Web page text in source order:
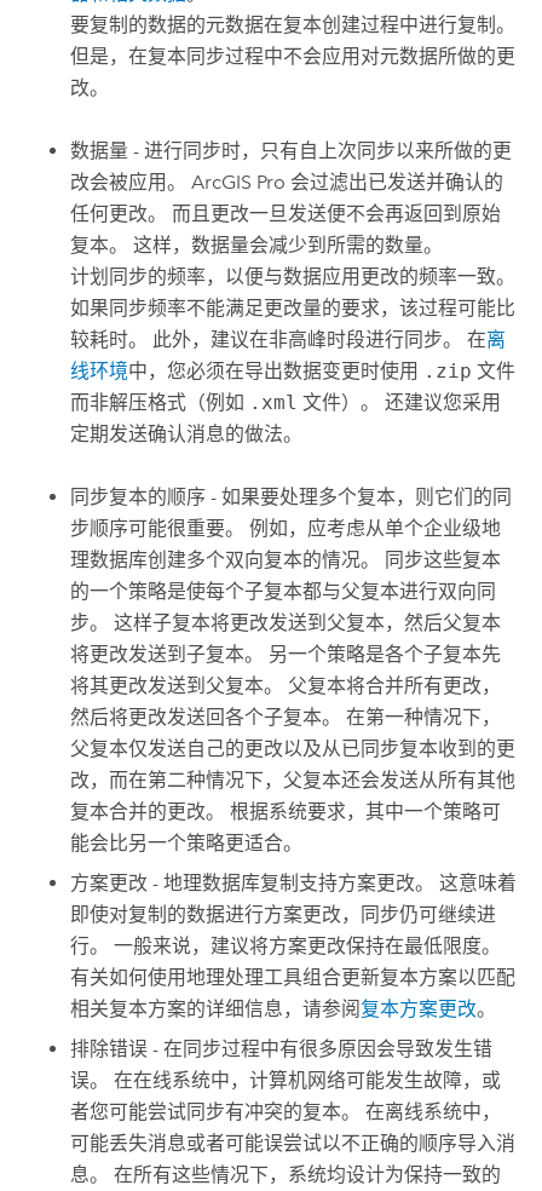
要复制的数据的元数据在复本创建过程中进行复制。
但是，在复本同步过程中不会应用对元数据所做的更
改。
数据量 - 进行同步时，只有自上次同步以来所做的更
改会被应用。ArcGIS Pro 会过滤出已发送并确认的
任何更改。 而且更改一旦发送便不会再返回到原始
复本。 这样，数据量会减少到所需的数量。
计划同步的频率，以便与数据应用更改的频率一致。
如果同步频率不能满足更改量的要求，该过程可能比
较耗时。 此外，建议在非高峰时段进行同步。 在离
线环境中，您必须在导出数据变更时使用 .zip 文件
而非解压格式（例如 .xml 文件）。 还建议您采用
定期发送确认消息的做法。
同步复本的顺序 - 如果要处理多个复本，则它们的同
步顺序可能很重要。 例如，应考虑从单个企业级地
理数据库创建多个双向复本的情况。 同步这些复本
的一个策略是使每个子复本都与父复本进行双向同
步。 这样子复本将更改发送到父复本，然后父复本
将更改发送到子复本。 另一个策略是各个子复本先
将其更改发送到父复本。 父复本将合并所有更改，
然后将更改发送回各个子复本。 在第一种情况下，
父复本仅发送自己的更改以及从已同步复本收到的更
改，而在第二种情况下，父复本还会发送从所有其他
复本合并的更改。 根据系统要求，其中一个策略可
能会比另一个策略更适合。
方案更改 - 地理数据库复制支持方案更改。 这意味着
即使对复制的数据进行方案更改，同步仍可继续进
行。 一般来说，建议将方案更改保持在最低限度。
有关如何使用地理处理工具组合更新复本方案以匹配
相关复本方案的详细信息，请参阅复本方案更改。
排除错误 - 在同步过程中有很多原因会导致发生错
误。 在在线系统中，计算机网络可能发生故障，或
者您可能尝试同步有冲突的复本。 在离线系统中，
可能丢失消息或者可能误尝试以不正确的顺序导入消
息。 在所有这些情况下，系统均设计为保持一致的